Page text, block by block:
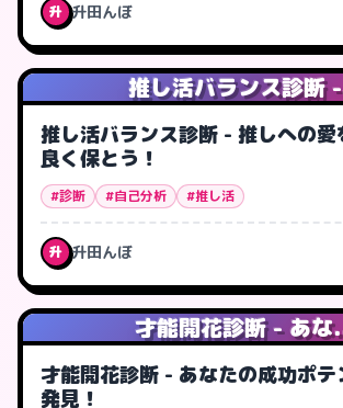
升 升田んぼ
推し活バランス診断
推し活バランス診断 - 推しへの愛
良く保とう！
#診断 #自己分析 #推し活
升 升田んぼ
才能開花診断 - あな
才能開花診断 - あなたの成功ポテ
発見！